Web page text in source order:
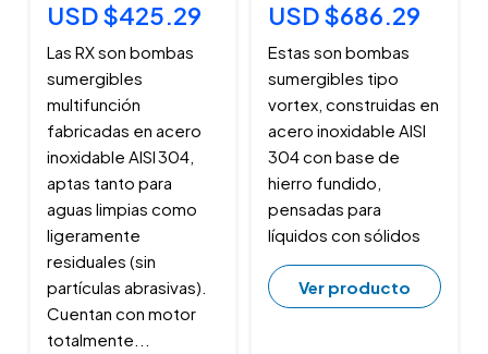
USD $425.29
Las RX son bombas
sumergibles
multifunción
fabricadas en acero
inoxidable AISI 304,
aptas tanto para
aguas limpias como
ligeramente
residuales (sin
partículas abrasivas).
Cuentan con motor
totalmente...
USD $686.29
Estas son bombas
sumergibles tipo
vortex, construidas en
acero inoxidable AISI
304 con base de
hierro fundido,
pensadas para
líquidos con sólidos
Ver producto